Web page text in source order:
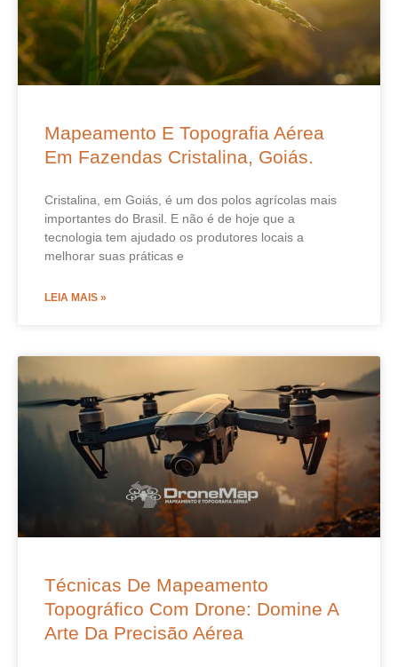
Mapeamento E Topografia Aérea
Em Fazendas Cristalina, Goiás.
Cristalina, em Goiás, é um dos polos agrícolas mais
importantes do Brasil. E não é de hoje que a
tecnologia tem ajudado os produtores locais a
melhorar suas práticas e
LEIA MAIS »
Técnicas De Mapeamento
Topográfico Com Drone: Domine A
Arte Da Precisão Aérea